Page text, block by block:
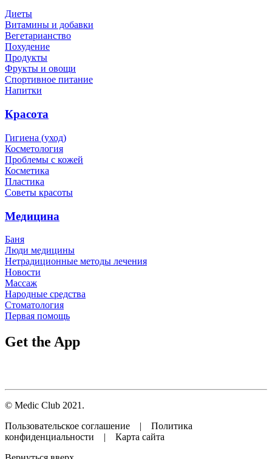
Диеты
Витамины и добавки
Вегетарианство
Похудение
Продукты
Фрукты и овощи
Спортивное питание
Напитки
Красота
Гигиена (уход)
Косметология
Проблемы с кожей
Косметика
Пластика
Советы красоты
Медицина
Баня
Люди медицины
Нетрадиционные методы лечения
Новости
Массаж
Народные средства
Стоматология
Первая помощь
Get the App
© Medic Club 2021.
Пользовательское соглашение | Политика
конфиденциальности | Карта сайта